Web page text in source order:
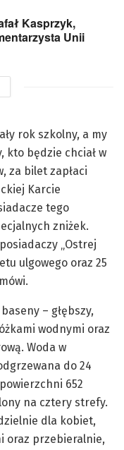
Kasprzyk,
Unii
rok szkolny, a my
kto będzie chciał w
za bilet zapłaci
Karcie
tego
zniżek.
„Ostrej
ulgowego oraz 25
– głębszy,
wodnymi oraz
Woda w
do 24
652
na cztery strefy.
dla kobiet,
oraz przebieralnie,